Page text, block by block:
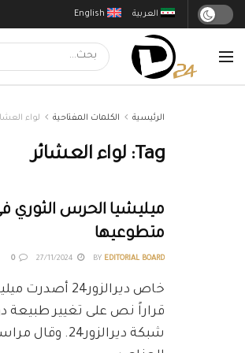
English العربية
الرئيسية الكلمات المفتاحية لواء
Tag: لواء العشائر
ميليشيا الحرس الثوري
متطوعيها
BY EDITORIAL BOARD
0
خاص
قراراً نص على تغيير طبيعة
شبكة